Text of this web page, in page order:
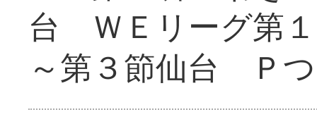
台 ＷＥリーグ第
～第３節仙台 Ｐ